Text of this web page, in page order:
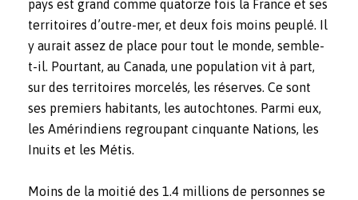
pays est grand comme quatorze fois la France et ses
territoires d’outre-mer, et deux fois moins peuplé. Il
y aurait assez de place pour tout le monde, semble-
t-il. Pourtant, au Canada, une population vit à part,
sur des territoires morcelés, les réserves. Ce sont
ses premiers habitants, les autochtones. Parmi eux,
les Amérindiens regroupant cinquante Nations, les
Inuits et les Métis.
Moins de la moitié des 1.4 millions de personnes se